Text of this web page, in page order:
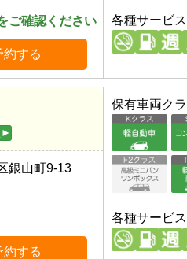
ご確認ください
約する
各種サービス
銀山町9-13
約する
保有車両ク
各種サービス